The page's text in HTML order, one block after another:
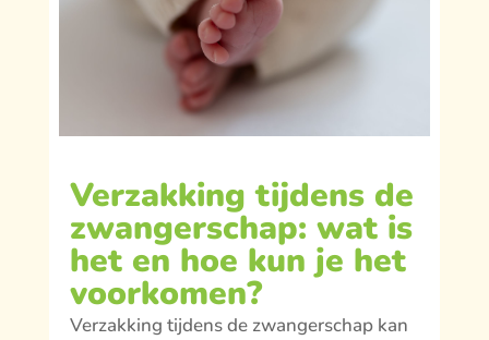
Verzakking tijdens de
zwangerschap: wat is
het en hoe kun je het
voorkomen?
Verzakking tijdens de zwangerschap kan